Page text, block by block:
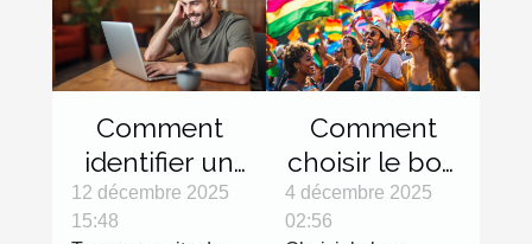
Comment
identifier un
site de
rencontre
12 décembre 2025
15:48
Comment
choisir le bon
drapeau pour
représenter
4 décembre 2025
02:56